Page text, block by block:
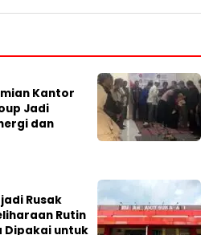
Kantor
Jadi
dan
Rusak
Rutin
Dipakai untuk